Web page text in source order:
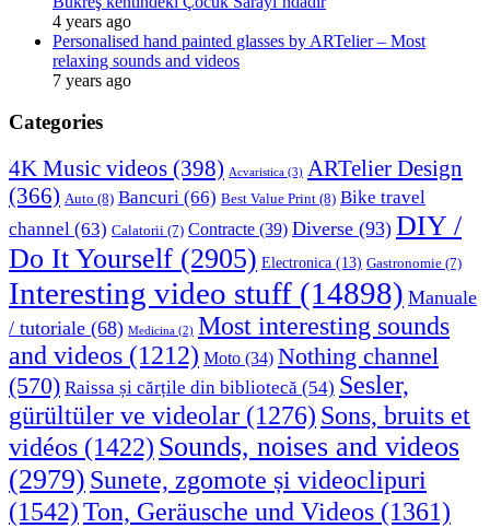
4 years ago
Personalised hand painted glasses by ARTelier – Most
relaxing sounds and videos
7 years ago
Categories
4K Music videos (398) Acvaristica (3) ARTelier Design
(366) Auto (8) Bancuri (66) Best Value Print (8) Bike travel
channel (63) Calatorii (7) Contracte (39) Diverse (93) DIY /
Do It Yourself (2905) Electronica (13) Gastronomie (7)
Interesting video stuff (14898) Manuale
/ tutoriale (68) Medicina (2) Most interesting sounds
and videos (1212) Moto (34) Nothing channel
(570) Raissa și cărțile din bibliotecă (54) Sesler,
gürültüler ve videolar (1276) Sons, bruits et
vidéos (1422) Sounds, noises and videos
(2979) Sunete, zgomote și videoclipuri
(1542)Ton, Geräusche und Videos (1361)